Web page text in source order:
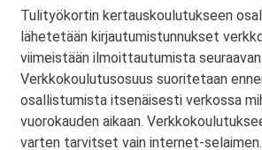
Tulityökortin kertauskoulutukseen
lähetetään kirjautumistunnukset
viimeistään ilmoittautumista seuraavan
Verkkokoulutusosuus suoritetaan
osallistumista itsenäisesti verkossa
vuorokauden aikaan.
varten tarvitset vain internet-selaimen.